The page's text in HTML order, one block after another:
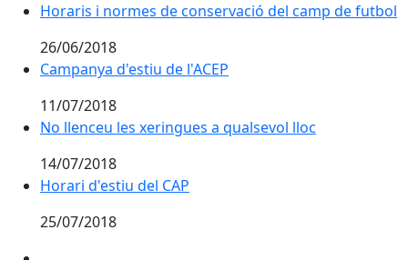
Horaris i normes de conservació del camp de futbol
26/06/2018
Campanya d'estiu de l'ACEP
11/07/2018
No llenceu les xeringues a qualsevol lloc
No llenceu les xeringues a qualsevol lloc
14/07/2018
Horari d'estiu del CAP
25/07/2018